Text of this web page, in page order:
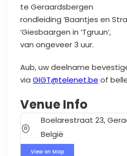
te Geraardsbergen
rondleiding ‘Baantjes en
‘Giesbaargen in ‘Tgruun’,
van ongeveer 3 uur.
Aub, uw deelname
via GIGT@telenet.be of
Venue Info
Boelarestraat 23,
België
View on Map